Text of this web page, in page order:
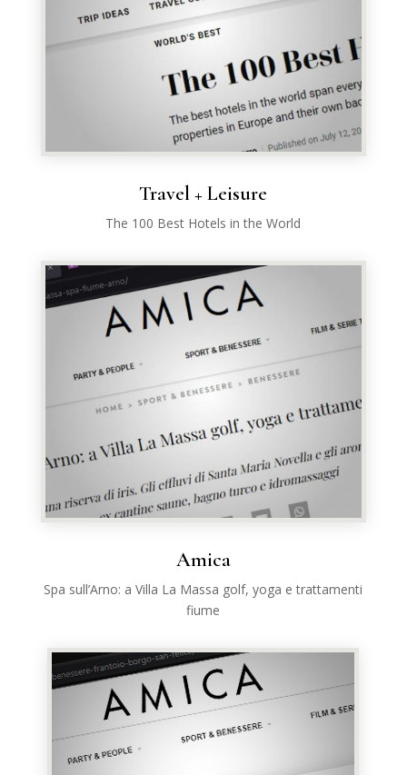
Travel + Leisure
The 100 Best Hotels in the World
Amica
Spa sull’Arno: a Villa La Massa golf, yoga e trattamenti
fiume